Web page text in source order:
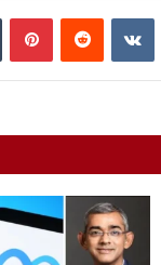
Tumblr PinterestReddit